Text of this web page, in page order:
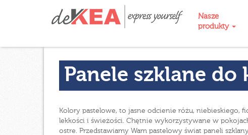
Nasze
produkty
Panele szklane
Kolory pastelowe, to jasne odcienie różu, niebieskiego,
lekkości i świeżości. Chętnie wykorzystywane w
ostre. Przedstawiamy Wam pastelowy świat paneli szklany